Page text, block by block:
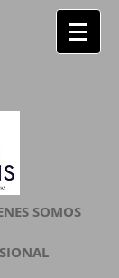
SOMOS